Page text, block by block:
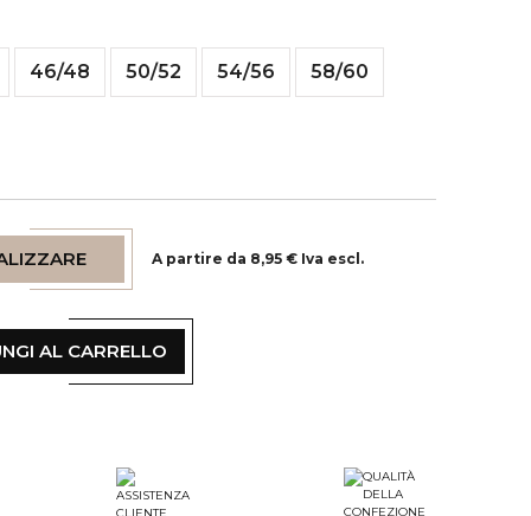
46/48 50/52 54/56 58/60
A partire da 8,95 € Iva escl.
AL CARRELLO